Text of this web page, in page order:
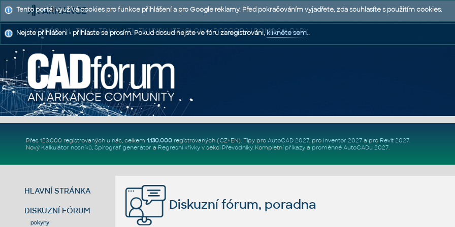
CAD FÓRUM - TIPY A TRIKY | UTILITY | DISKUZE | BLOKY | PODPORA | POMOC A RADY
Přes 123.000 registrovaných u nás, celkem 1.130.000registrovaných (CZ+EN). Tipy pro AutoCAD 2027, pro Inventor 2027a pro Revit 2027.
Nový Kalkulátor nosníků, Spirograf generátor a Regresní křivkyv sekci Převodníky. Kompletní příkazya proměnné AutoCADu 2027.
HLAVNÍ STRÁNKA
DISKUZNÍ FÓRUM
pokyny
Diskuzní fórum, poradna
Tento portál využívá cookies pro funkce přihlášení a pro Google reklamy. Před pokračováním vyjadřete, zda souhlasíte s použitím cookies.
Nejste přihlášeni - přihlaste se prosím. Pokud dosud nejste ve fóru zaregistrováni,klikněte sem..